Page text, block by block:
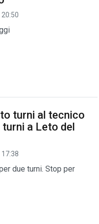
turni al tecnico
a Leto del
due turni. Stop per